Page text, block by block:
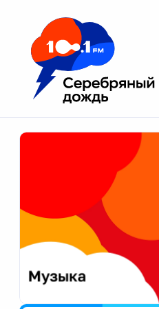
Москва 100.1 FM
Апатиты
Екатеринбург
Калининград
Калуга